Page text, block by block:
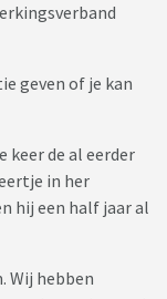
geven of je kan
keer de al eerder
in her
hij een half jaar al
Wij hebben